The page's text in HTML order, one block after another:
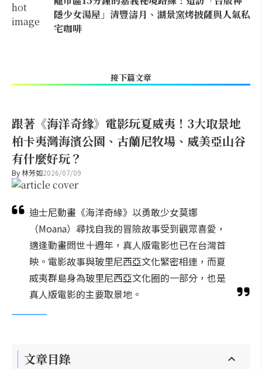
隱少女湯屋」清豐濤月、湖景窯烤披薩與人氣私
宅咖啡
接下篇文章
跟著《海洋奇緣》電影玩夏威夷！3大取景地
柏卡夷灣海濱公園、古蘭尼牧場、威美亞山谷
有什麼好玩？
By林芳如2026/07/09
迪士尼動畫《海洋奇緣》以勇敢少女莫娜
（Moana）尋找自我的冒險故事受到觀眾喜愛，
適逢動畫問世十週年，真人版電影也已在台灣首
映。電影故事與玻里尼西亞文化緊密相連，而夏
威夷群島身為玻里尼西亞文化圈的一部分，也是
真人版電影的主要取景地。
文章目錄